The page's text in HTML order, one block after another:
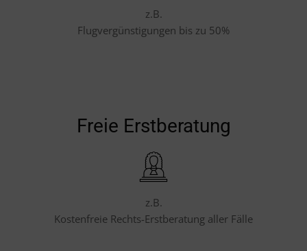
z.B.
Flugvergünstigungen bis zu 50%
Freie Erstberatung
z.B.
Kostenfreie Rechts-Erstberatung aller Fälle